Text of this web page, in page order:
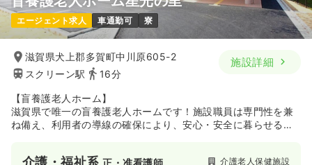
エージェント求人 車通勤可 寮
滋賀県犬上郡多賀町中川原605-2
スクリーン駅
16分
施設詳細
【盲養護老人ホーム】
滋賀県で唯一の盲養護老人ホームです！施設職員は専門性を兼
ね備え、利用者の導線の確保により、安心・安全に暮らせる施
介護・福祉系正・准看護師 介護老人保健施設